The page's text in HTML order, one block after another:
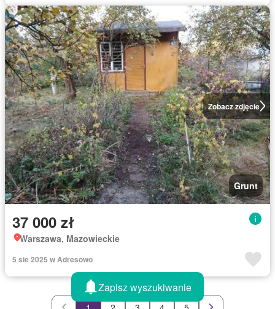
Zobacz zdjęcie
Grunt
37 000 zł
Warszawa, Mazowieckie
5 sie 2025 w Adresowo
Zapisz wyszukiwanie